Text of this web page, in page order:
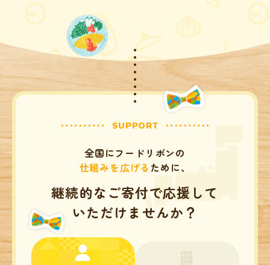
SUPPORT
全国にフードリボンの
仕組みを広げる ために、
継続的なご寄付で応援して
いただけませんか？